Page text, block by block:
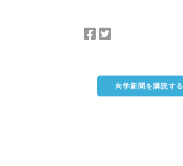
Facebook
ア
ア
向学新聞を購読する